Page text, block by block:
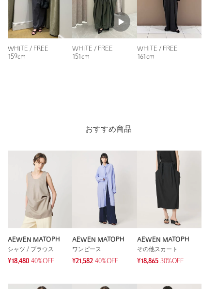
WHITE / FREE
159cm
WHITE / FREE
151cm
WHITE / FREE
161cm
おすすめ商品
AEWEN MATOPH
シャツ / ブラウス
¥18,480 40%OFF
AEWEN MATOPH
ワンピース
¥21,582 40%OFF
AEWEN MATOPH
その他スカート
¥18,865 30%OFF